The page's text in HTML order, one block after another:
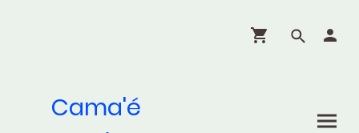
Cama'é